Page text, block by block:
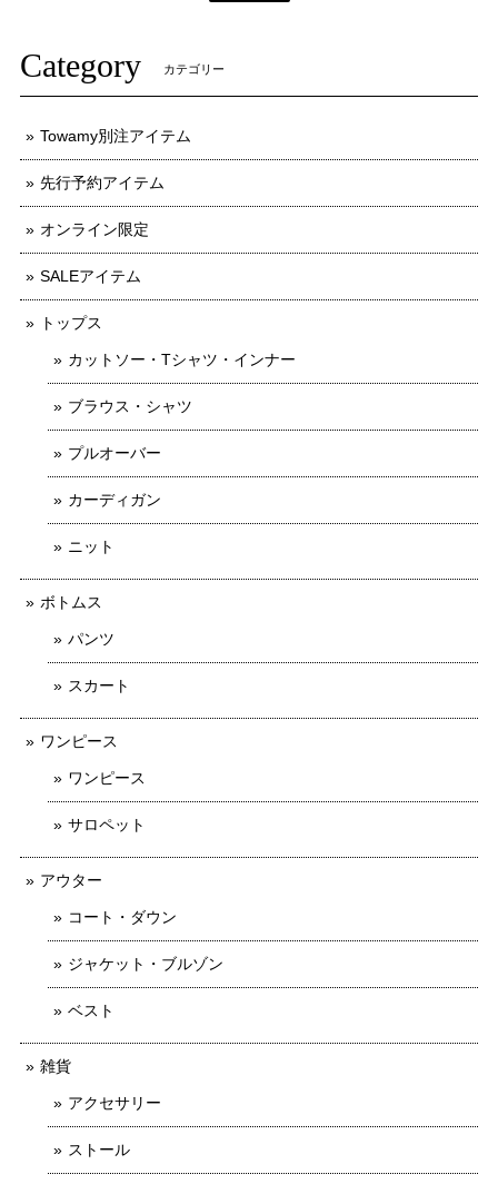
Category カテゴリー
Towamy別注アイテム
先行予約アイテム
オンライン限定
SALEアイテム
トップス
カットソー・Tシャツ・インナー
ブラウス・シャツ
プルオーバー
カーディガン
ニット
ボトムス
パンツ
スカート
ワンピース
ワンピース
サロペット
アウター
コート・ダウン
ジャケット・ブルゾン
ベスト
雑貨
アクセサリー
ストール